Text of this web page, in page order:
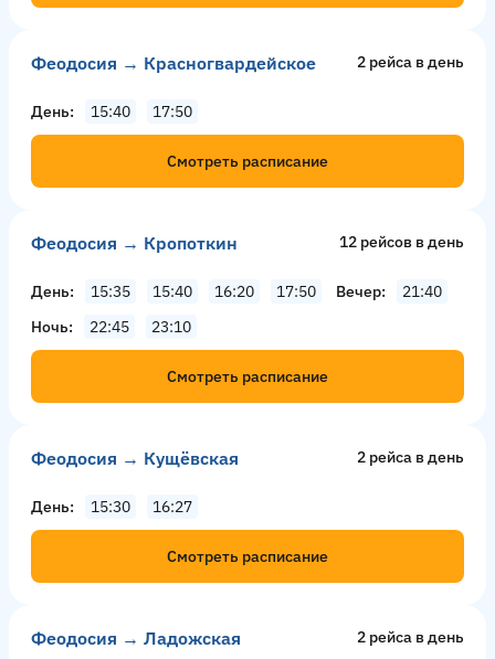
Феодосия → Красногвардейское 2 рейсa в день
День 15:40 17:50
Смотреть расписание
Феодосия → Кропоткин 12 рейсов в день
День 15:35 15:40 16:20 17:50 Вечер
21:40
Ночь
22:45 23:10
Смотреть расписание
Феодосия → Кущёвская 2 рейсa в день
День 15:30 16:27
Смотреть расписание
Феодосия → Ладожская 2 рейсa в день